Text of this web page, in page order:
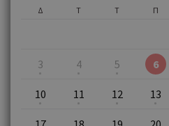
Δ Τ Τ Π
3 4 5 6
10 11 12 13